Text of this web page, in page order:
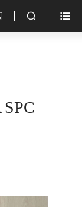
 